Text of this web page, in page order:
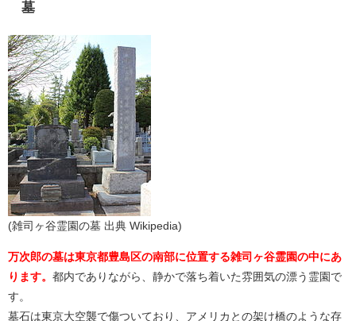
墓
(雑司ヶ谷霊園の墓 出典 Wikipedia)
万次郎の墓は東京都豊島区の南部に位置する雑司ヶ谷霊園の中にあ
ります。 都内でありながら、静かで落ち着いた雰囲気の漂う霊園で
す。
墓石は東京大空襲で傷ついており、アメリカとの架け橋のような存